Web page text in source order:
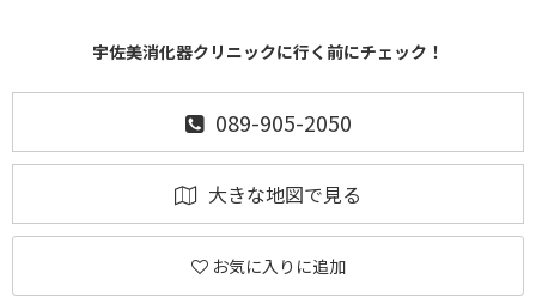
宇佐美消化器クリニックに行く前にチェック！
089-905-2050
大きな地図で見る
お気に入りに追加